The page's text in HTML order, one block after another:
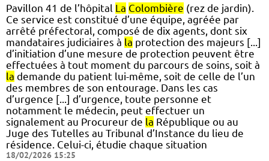
Pavillon 41 de l’hôpital La Colombière (rez de jardin).
Ce service est constitué d’une équipe, agréée par
arrêté préfectoral, composé de dix agents, dont six
mandataires judiciaires à la protection des majeurs [...]
d’initiation d’une mesure de protection peuvent être
effectuées à tout moment du parcours de soins, soit à
la demande du patient lui-même, soit de celle de l’un
des membres de son entourage. Dans les cas
d’urgence [...] d’urgence, toute personne et
notamment le médecin, peut effectuer un
signalement au Procureur de la République ou au
Juge des Tutelles au Tribunal d’Instance du lieu de
résidence. Celui-ci, étudie chaque situation
18/02/2026 15:25